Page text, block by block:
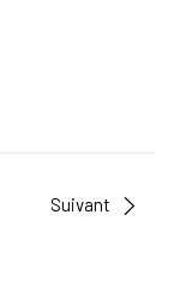
Suivant